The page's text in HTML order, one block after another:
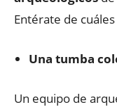
Entérate de
Una tumba
Un equipo de